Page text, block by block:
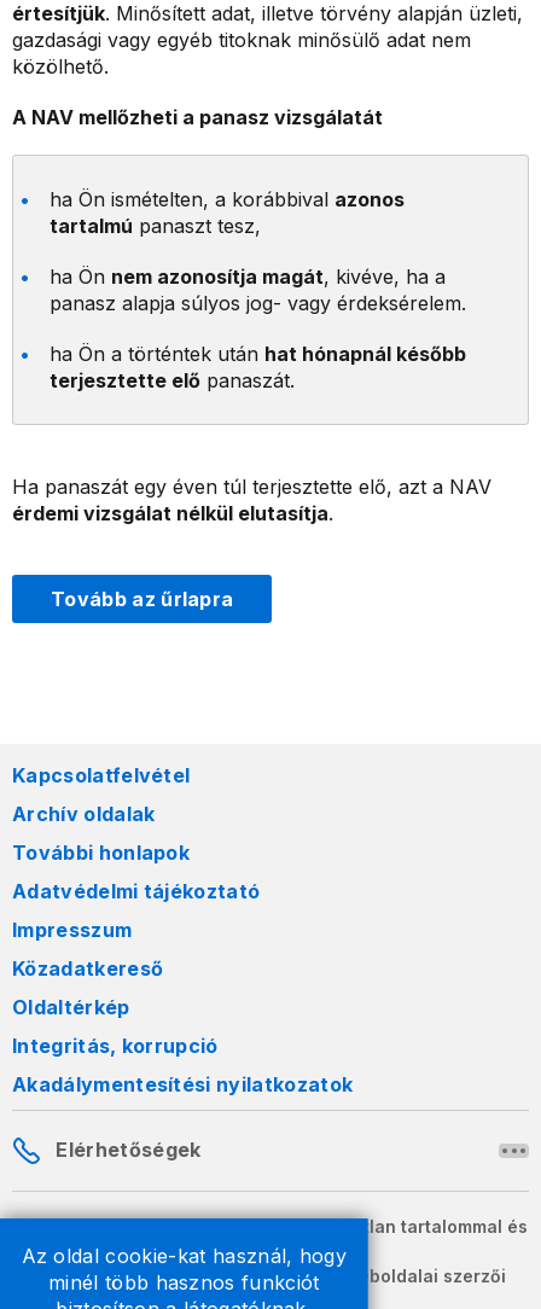
Az oldal cookie-kat használ, hogy
minél több hasznos funkciót
értesítjük. Minősített adat, illetve törvény alapján üzleti,
gazdasági vagy egyéb titoknak minősülő adat nem
közölhető.
A NAV mellőzheti a panasz vizsgálatát
ha Ön ismételten, a korábbival azonos
tartalmú panaszt tesz,
ha Ön nem azonosítja magát, kivéve, ha a
panasz alapja súlyos jog- vagy érdeksérelem.
ha Ön a történtek után hat hónapnál később
terjesztette elő panaszát.
Ha panaszát egy éven túl terjesztette elő, azt a NAV
érdemi vizsgálat nélkül elutasítja.
Tovább az űrlapra
Kapcsolatfelvétel
Archív oldalak
További honlapok
Adatvédelmi tájékoztató
Impresszum
Közadatkereső
Oldaltérkép
Integritás, korrupció
Akadálymentesítési nyilatkozatok
Elérhetőségek
A honlapon szereplő információk változatlan tartalommal és
formában szabadon terjeszthetők.
2026 © A Nemzeti Adó- és Vámhivatal weboldalai szerzői
jogvédelem alatt állnak.